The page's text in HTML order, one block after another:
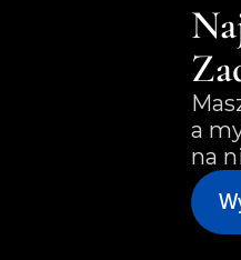
a
na